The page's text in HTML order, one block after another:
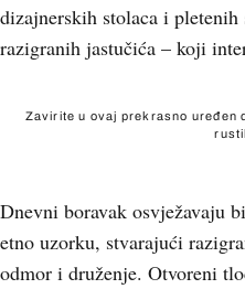
dizajnerskih stolaca i
razigranih jastučića – koji
Zavirite u ovaj prekrasno uređen
Dnevni boravak osvježavaju
etno uzorku, stvarajući
odmor i druženje. Otvoreni